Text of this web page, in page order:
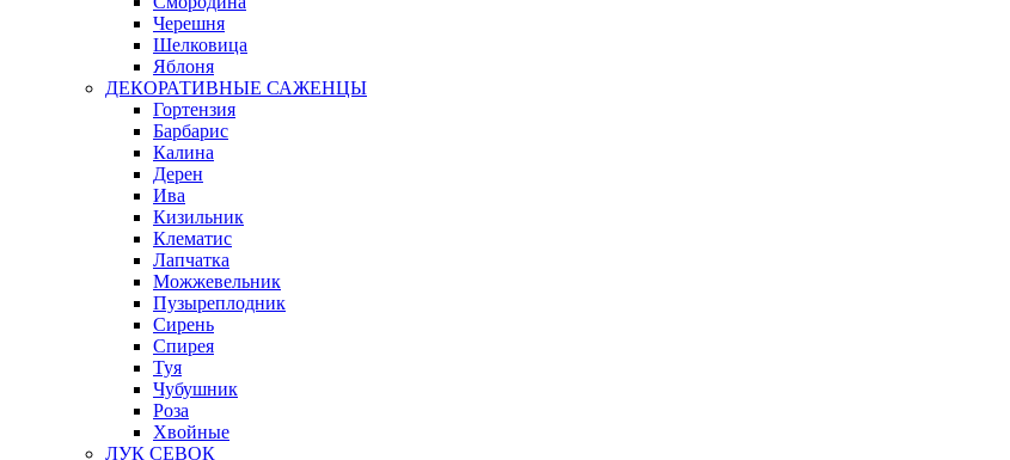
Черешня
Шелковица
Яблоня
ДЕКОРАТИВНЫЕ САЖЕНЦЫ
Гортензия
Барбарис
Калина
Дерен
Ива
Кизильник
Клематис
Лапчатка
Можжевельник
Пузыреплодник
Сирень
Спирея
Туя
Чубушник
Роза
Хвойные
ЛУК СЕВОК